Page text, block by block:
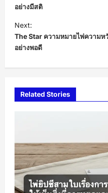
s
t
n
a
v
g
i
o
n
อย่างมีสติ
Next:
The Star ความหมายไพ่ความห
อย่างพอดี
Related Stories